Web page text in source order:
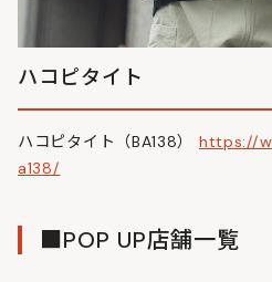
ハコピタイト
ハコピタイト（BA138） https://
a138/
■POP UP店舗一覧